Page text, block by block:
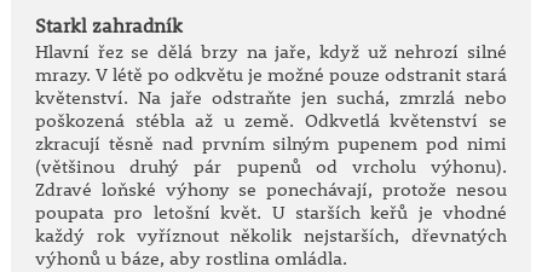
Starkl zahradník
Hlavní řez se dělá brzy na jaře, když už nehrozí silné
mrazy. V létě po odkvětu je možné pouze odstranit stará
květenství. Na jaře odstraňte jen suchá, zmrzlá nebo
poškozená stébla až u země. Odkvetlá květenství se
zkracují těsně nad prvním silným pupenem pod nimi
(většinou druhý pár pupenů od vrcholu výhonu).
Zdravé loňské výhony se ponechávají, protože nesou
poupata pro letošní květ. U starších keřů je vhodné
každý rok vyříznout několik nejstarších, dřevnatých
výhonů u báze, aby rostlina omládla.